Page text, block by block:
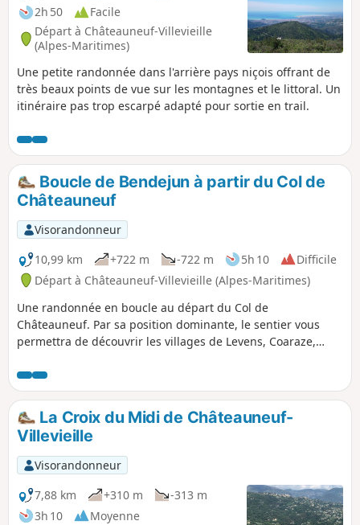
2h 50
Facile
Départ à Châteauneuf-Villevieille
(Alpes-Maritimes)
Une petite randonnée dans l'arrière pays niçois offrant de
très beaux points de vue sur les montagnes et le littoral. Un
itinéraire pas trop escarpé adapté pour sortie en trail.
Boucle de Bendejun à partir du Col de
Châteauneuf
Visorandonneur
10,99 km
+722 m -722 m 5h 10
Difficile
Départ à Châteauneuf-Villevieille (Alpes-Maritimes)
Une randonnée en boucle au départ du Col de
Châteauneuf. Par sa position dominante, le sentier vous
permettra de découvrir les villages de Levens, Coaraze,
passe à la fois dans un paysage de garrigue et de forêt de
chenus. Les paysages sont variés et vraiment très
dépaysants. Le profil de cette randonnée est assez
particulier : le dénivelé total se fait en deux temps forts.
La Croix du Midi de Châteauneuf-
Villevieille
Visorandonneur
7,88 km
+310 m
-313 m
3h 10
Moyenne